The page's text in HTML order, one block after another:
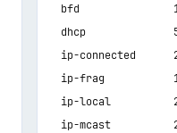
bfd
dhcp
ip-connected
ip-frag
ip-local
ip-mcast